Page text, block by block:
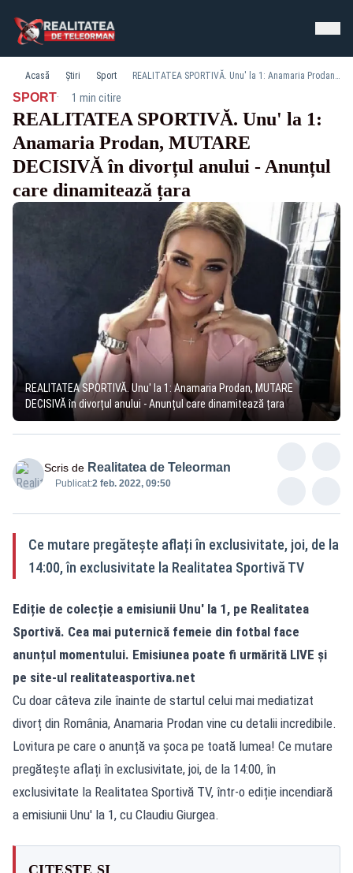
Acasă Știri Sport REALITATEA SPORTIVĂ. Unu' la 1: Anamaria Prodan, MUTARE DECISIVĂ în divorțul anului - Anunțul care dinamitează țara
SPORT· 1 min citire
REALITATEA SPORTIVĂ. Unu' la 1:
Anamaria Prodan, MUTARE
DECISIVĂ în divorțul anului - Anunțul
care dinamitează țara
REALITATEA SPORTIVĂ. Unu' la 1: Anamaria Prodan, MUTARE
DECISIVĂ în divorțul anului - Anunțul care dinamitează țara
Scris de Realitatea de Teleorman
Publicat:2 feb. 2022, 09:50
Ce mutare pregătește aflați în exclusivitate, joi, de la
14:00, în exclusivitate la Realitatea Sportivă TV
Ediție de colecție a emisiunii Unu' la 1, pe Realitatea
Sportivă. Cea mai puternică femeie din fotbal face
anunțul momentului. Emisiunea poate fi urmărită LIVE și
pe site-ul realitateasportiva.net
Cu doar câteva zile înainte de startul celui mai mediatizat
divorț din România, Anamaria Prodan vine cu detalii incredibile.
Lovitura pe care o anunță va șoca pe toată lumea! Ce mutare
pregătește aflați în exclusivitate, joi, de la 14:00, în
exclusivitate la Realitatea Sportivă TV, într-o ediție incendiară
a emisiunii Unu' la 1, cu Claudiu Giurgea.
CITEȘTE ȘI